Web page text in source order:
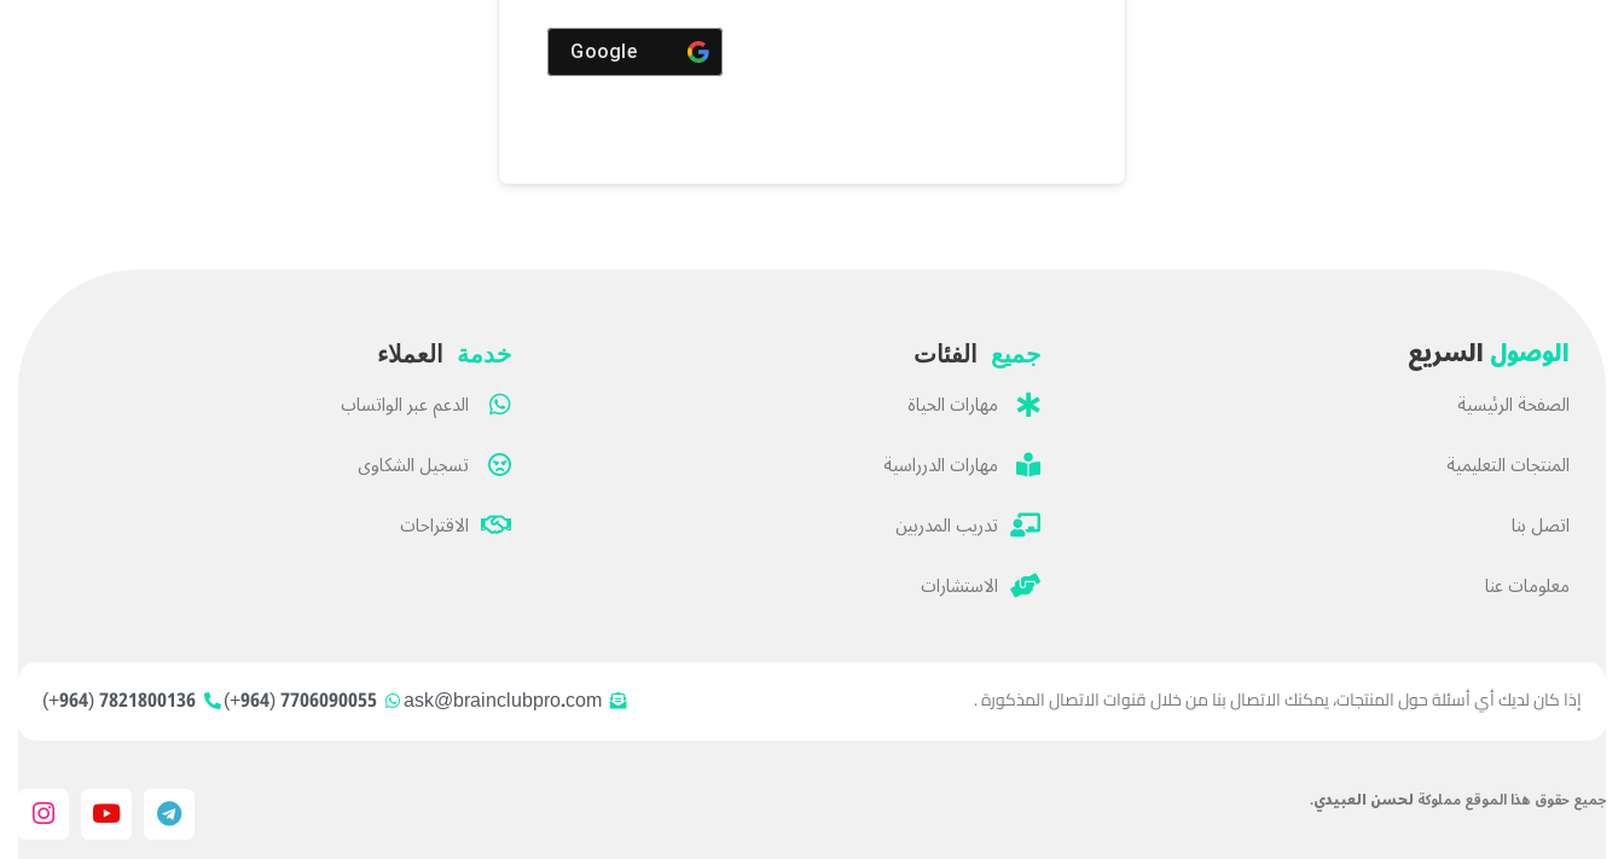
Google
الوصولالسريع
الصفحة الرئيسية
المنتجات التعليمية
اتصل بنا
معلومات عنا
جميع الفئات
مهارات الحياة
مهارات الدرراسية
تدريب المدربين
الاستشارات
خدمة العملاء
الدعم عبر الواتساب
تسجيل الشكاوى
الاقتراحات
إذا كان لديك أي أسئلة حول المنتجات، يمكنك الاتصال بنا من خلال قنوات الاتصال المذكورة . ask@brainclubpro.com
7706090055 (964+)
7821800136 (964+)
جميع حقوق هذا الموقع مملوكة لحسن العبيدي.